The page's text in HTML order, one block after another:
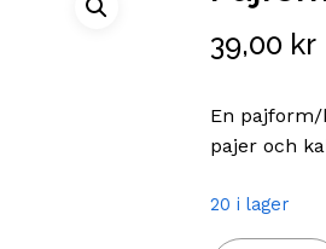
39,00 kr
En
pajer och
20 i lager